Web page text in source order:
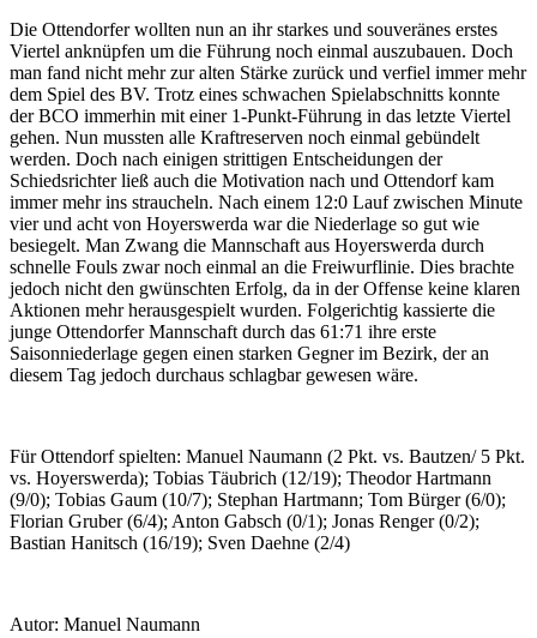
Die Ottendorfer wollten nun an ihr starkes und souveränes erstes
Viertel anknüpfen um die Führung noch einmal auszubauen. Doch
man fand nicht mehr zur alten Stärke zurück und verfiel immer mehr
dem Spiel des BV. Trotz eines schwachen Spielabschnitts konnte
der BCO immerhin mit einer 1-Punkt-Führung in das letzte Viertel
gehen. Nun mussten alle Kraftreserven noch einmal gebündelt
werden. Doch nach einigen strittigen Entscheidungen der
Schiedsrichter ließ auch die Motivation nach und Ottendorf kam
immer mehr ins straucheln. Nach einem 12:0 Lauf zwischen Minute
vier und acht von Hoyerswerda war die Niederlage so gut wie
besiegelt. Man Zwang die Mannschaft aus Hoyerswerda durch
schnelle Fouls zwar noch einmal an die Freiwurflinie. Dies brachte
jedoch nicht den gwünschten Erfolg, da in der Offense keine klaren
Aktionen mehr herausgespielt wurden. Folgerichtig kassierte die
junge Ottendorfer Mannschaft durch das 61:71 ihre erste
Saisonniederlage gegen einen starken Gegner im Bezirk, der an
diesem Tag jedoch durchaus schlagbar gewesen wäre.
Für Ottendorf spielten: Manuel Naumann (2 Pkt. vs. Bautzen/ 5 Pkt.
vs. Hoyerswerda); Tobias Täubrich (12/19); Theodor Hartmann
(9/0); Tobias Gaum (10/7); Stephan Hartmann; Tom Bürger (6/0);
Florian Gruber (6/4); Anton Gabsch (0/1); Jonas Renger (0/2);
Bastian Hanitsch (16/19); Sven Daehne (2/4)
Autor: Manuel Naumann